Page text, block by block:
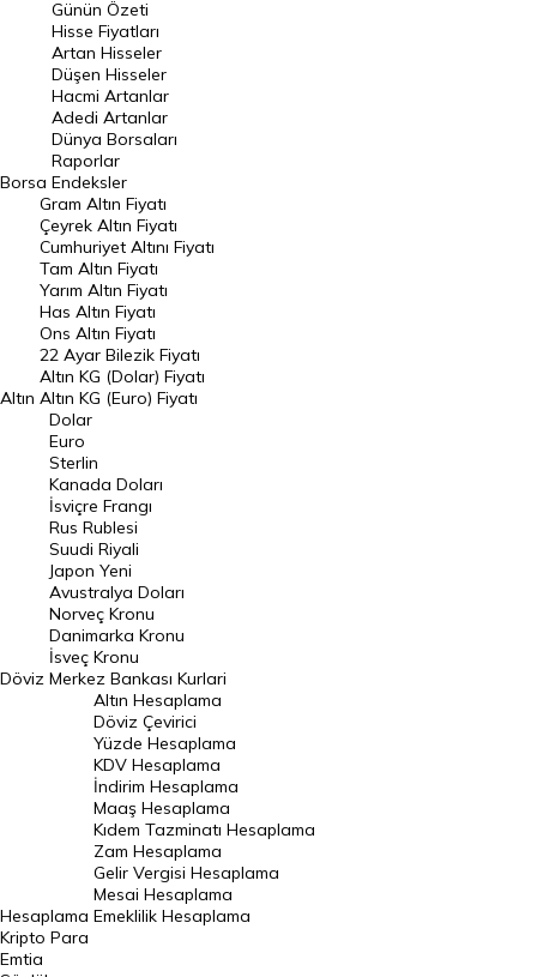
En Çok Artan Hisseler
En Çok Düşen Hisseler
Hacmi Artanlar
Geçmiş Kapanışlar
Dünya Borsaları
Raporlar
Endeksler
DÖVİZ
Döviz Kuru
Dolar Kuru
Euro Kuru
Pound Kuru
Frank Kuru
Riyal Kuru
Avustralya Doları
Danimarka Kronu Kuru
Kanada Doları Kuru
Norveç Kronu Kuru
İsveç Kronu Kuru
Japon Yeni Kuru
Serbest Piyasa Döviz Kurları
Merkez Bankası Döviz Kurları
Altın Fiyatları
Gram Altın Fiyatı
Borsa
Günün Özeti
Hisse Fiyatları
Artan Hisseler
Düşen Hisseler
Hacmi Artanlar
Adedi Artanlar
Dünya Borsaları
Raporlar
Endeksler
Altın
Gram Altın Fiyatı
Çeyrek Altın Fiyatı
Cumhuriyet Altını Fiyatı
Tam Altın Fiyatı
Yarım Altın Fiyatı
Has Altın Fiyatı
Ons Altın Fiyatı
22 Ayar Bilezik Fiyatı
Altın KG (Dolar) Fiyatı
Altın KG (Euro) Fiyatı
Döviz
Dolar
Euro
Sterlin
Kanada Doları
İsviçre Frangı
Rus Rublesi
Suudi Riyali
Japon Yeni
Avustralya Doları
Norveç Kronu
Danimarka Kronu
İsveç Kronu
Merkez Bankası Kurlari
Hesaplama
Altın Hesaplama
Döviz Çevirici
Yüzde Hesaplama
KDV Hesaplama
İndirim Hesaplama
Maaş Hesaplama
Kıdem Tazminatı Hesaplama
Zam Hesaplama
Gelir Vergisi Hesaplama
Mesai Hesaplama
Emeklilik Hesaplama
Kripto Para
Emtia